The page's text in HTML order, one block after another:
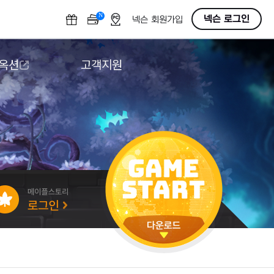
N OFF넥슨 회원가입 넥슨 로그인
션
션
고객지원
다운로드
도움말/1:1문의
버그악용/불법프로그램 신고
게임 접근성